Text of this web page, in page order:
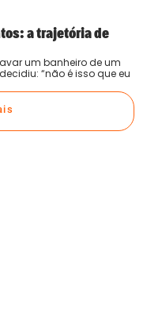
a trajetória de
um banheiro de um
“não é isso que eu